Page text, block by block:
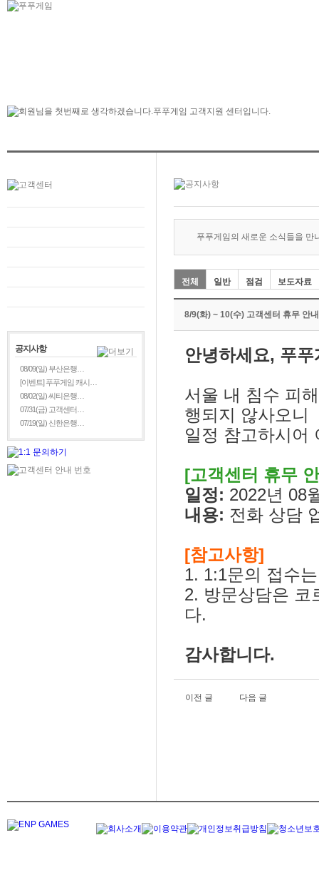
공지사항
08/09(일) 부산은행…
[이벤트] 푸푸게임 캐시…
08/02(일) 씨티은행…
07/31(금) 고객센터…
07/19(일) 신한은행…
푸푸게임의 새로운 소식들을 만
전체 일반 점검 보도자료
8/9(화) ~ 10(수) 고객센터 휴무 안내
안녕하세요, 푸
서울 내 침수 피
행되지 않사오니
일정 참고하시어
[고객센터 휴무
일정: 2022년 08
내용: 전화 상담
[참고사항]
1. 1:1문의 접수
2. 방문상담은 코
다.
감사합니다.
이전 글 다음 글